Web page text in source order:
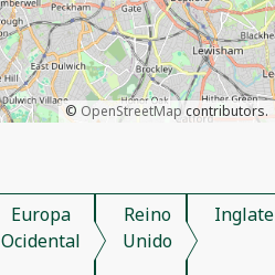
© OpenStreetMapcontributors.
Europa
Ocidental
Reino
Unido